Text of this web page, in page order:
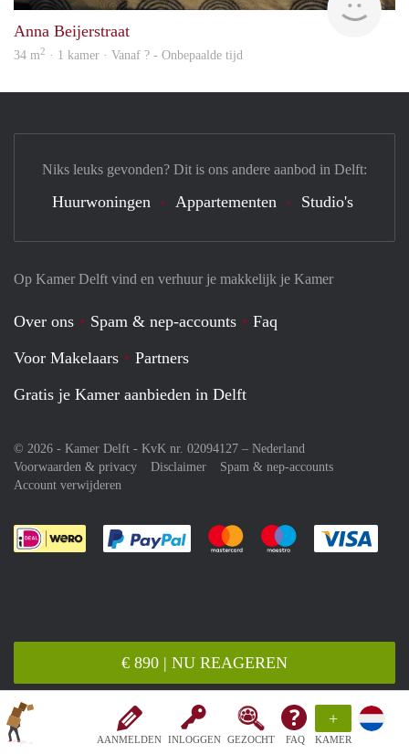
AANMELDEN INLOGGEN GEZOCHT FAQ
+
KAMER
€ 890 | NU REAGEREN
Anna Beijerstraat
34 m2 · 1 kamer · Vanaf ? - Onbepaalde tijd
Op Kamer Delft vind en verhuur je makkelijk je Kamer
Over ons Spam & nep-accounts
Faq
Voor Makelaars
Partners
Gratis je Kamer aanbieden in Delft
© 2026 - Kamer Delft - KvK nr. 02094127 – Nederland
Voorwaarden & privacy
Disclaimer
Spam & nep-accounts
Account verwijderen
Je rekent gemakkelijk af met Paypal
Je rekent gemakkelijk af met
Je rekent
Niks leuks gevonden? Dit is ons andere aanbod in Delft:
Huurwoningen Appartementen Studio's